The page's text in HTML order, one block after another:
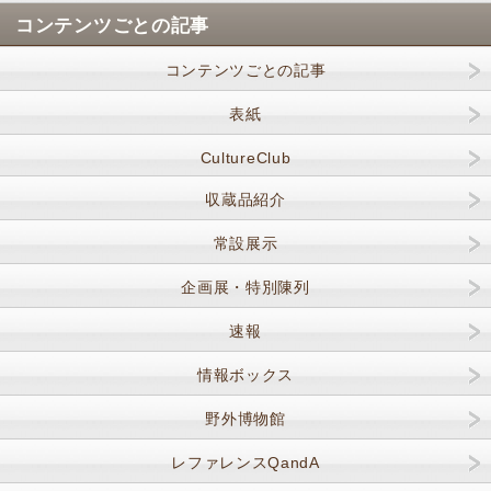
コンテンツごとの記事
コンテンツごとの記事
表紙
CultureClub
収蔵品紹介
常設展示
企画展・特別陳列
速報
情報ボックス
野外博物館
レファレンスQandA